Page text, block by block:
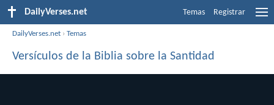
DailyVerses.net Temas Registrar
DailyVerses.net ›Temas
Versículos de la Biblia sobre la Santidad